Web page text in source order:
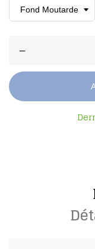
–